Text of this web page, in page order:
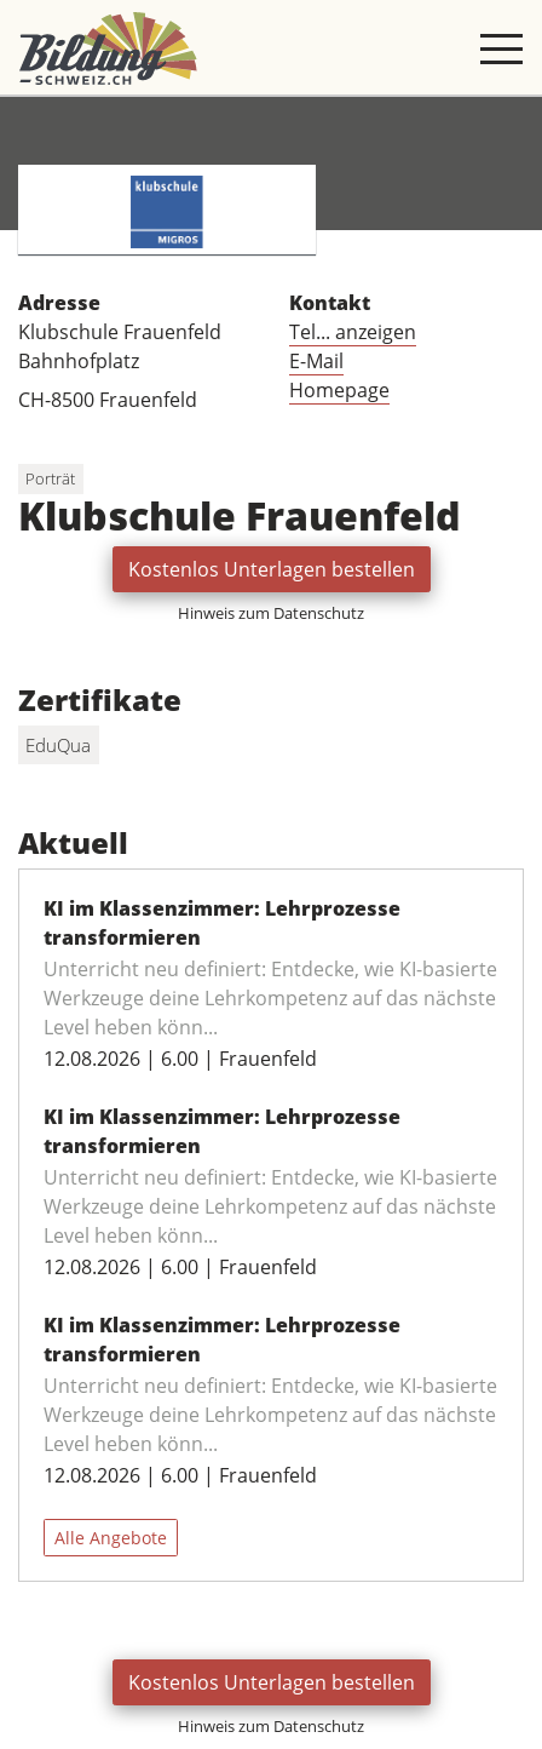
Adresse
Klubschule Frauenfeld
Bahnhofplatz
CH-8500 Frauenfeld
Kontakt
Tel... anzeigen
E-Mail
Homepage
Porträt
Klubschule Frauenfeld
Kostenlos Unterlagen bestellen
Hinweis zum Datenschutz
Zertifikate
EduQua
Aktuell
KI im Klassenzimmer: Lehrprozesse
transformieren
Unterricht neu definiert: Entdecke, wie KI-basierte
Werkzeuge deine Lehrkompetenz auf das nächste
Level heben könn...
12.08.2026 | 6.00 | Frauenfeld
KI im Klassenzimmer: Lehrprozesse
transformieren
Unterricht neu definiert: Entdecke, wie KI-basierte
Werkzeuge deine Lehrkompetenz auf das nächste
Level heben könn...
12.08.2026 | 6.00 | Frauenfeld
KI im Klassenzimmer: Lehrprozesse
transformieren
Unterricht neu definiert: Entdecke, wie KI-basierte
Werkzeuge deine Lehrkompetenz auf das nächste
Level heben könn...
12.08.2026 | 6.00 | Frauenfeld
Alle Angebote
Kostenlos Unterlagen bestellen
Hinweis zum Datenschutz